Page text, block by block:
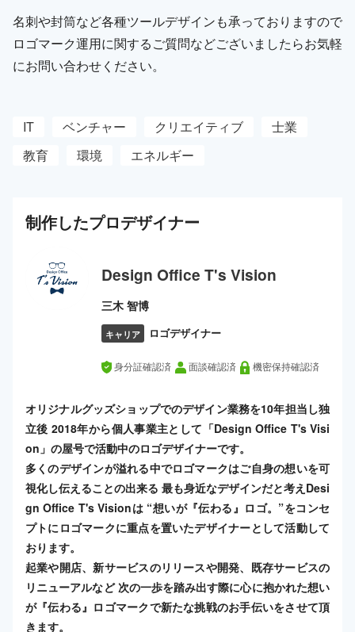
名刺や封筒など各種ツールデザインも承っておりますので
ロゴマーク運用に関するご質問などございましたらお気軽
にお問い合わせください。
IT ベンチャー クリエイティブ
士業
教育
環境 エネルギー
制作したプロデザイナー
Design Office T's Vision
三木 智博
キャリア ロゴデザイナー
身分証確認済 面談確認済 機密保持確認済
オリジナルグッズショップでのデザイン業務を10年担当し独
立後 2018年から個人事業主として「Design Office T's Visi
on」の屋号で活動中のロゴデザイナーです。
多くのデザインが溢れる中でロゴマークはご自身の想いを可
視化し伝えることの出来る 最も身近なデザインだと考えDesi
gn Office T's Visionは “想いが『伝わる』ロゴ。”​ をコンセ
プトにロゴマークに重点を置いたデザイナーとして活動して
おります。
起業や開店、新サービスのリリースや開発、既存サービスの
リニューアルなど 次の一歩を踏み出す際に心に抱かれた想い
が『伝わる』ロゴマークで新たな挑戦のお手伝いをさせて頂
きます。